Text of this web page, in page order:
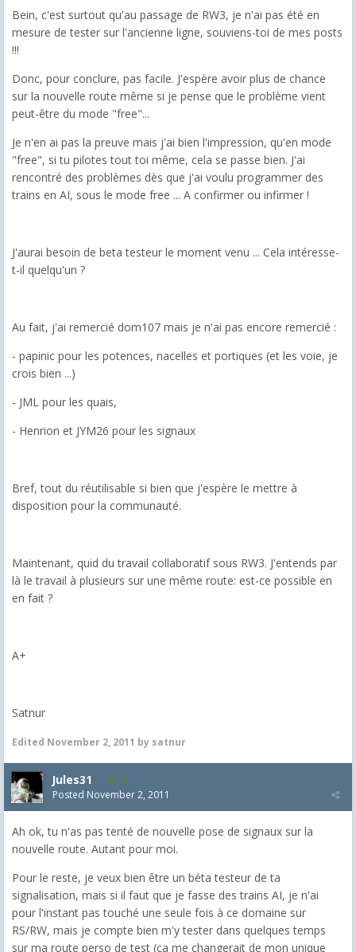
Bein, c'est surtout qu'au passage de RW3, je n'ai pas été en
mesure de tester sur l'ancienne ligne, souviens-toi de mes posts
!!!
Donc, pour conclure, pas facile. J'espère avoir plus de chance
sur la nouvelle route même si je pense que le problème vient
peut-être du mode "free"...
Je n'en ai pas la preuve mais j'ai bien l'impression, qu'en mode
"free", si tu pilotes tout toi même, cela se passe bien. J'ai
rencontré des problèmes dès que j'ai voulu programmer des
trains en AI, sous le mode free ... A confirmer ou infirmer !
J'aurai besoin de beta testeur le moment venu ... Cela intéresse-
t-il quelqu'un ?
Au fait, j'ai remercié dom107 mais je n'ai pas encore remercié :
- papinic pour les potences, nacelles et portiques (et les voie, je
crois bien ...)
- JML pour les quais,
- Henrion et JYM26 pour les signaux
Bref, tout du réutilisable si bien que j'espère le mettre à
disposition pour la communauté.
Maintenant, quid du travail collaboratif sous RW3. J'entends par
là le travail à plusieurs sur une même route: est-ce possible en
en fait ?
A+
Satnur
Edited November 2, 2011 by satnur
Jules31 44
Posted November 2, 2011
Ah ok, tu n'as pas tenté de nouvelle pose de signaux sur la
nouvelle route. Autant pour moi.
Pour le reste, je veux bien être un béta testeur de ta
signalisation, mais si il faut que je fasse des trains AI, je n'ai
pour l'instant pas touché une seule fois à ce domaine sur
RS/RW, mais je compte bien m'y tester dans quelques temps
sur ma route perso de test (ça me changerait de mon unique